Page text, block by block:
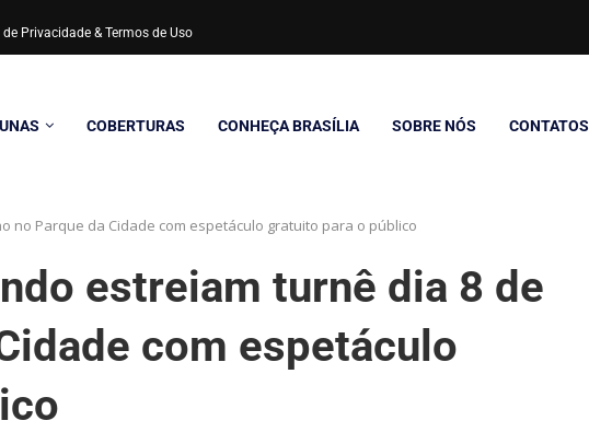
Privacidade & Termos de Uso
COBERTURAS CONHEÇA BRASÍLIA SOBRE NÓS CONTATOS
no Parque da Cidade com espetáculo gratuito para o público
estreiam turnê dia 8 de
com espetáculo